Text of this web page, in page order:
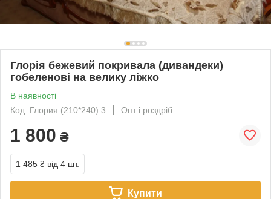
Глорія бежевий покривала (дивандеки)
гобеленові на велику ліжко
В наявності
Код: Глория (210*240) 3
Опт і роздріб
1 800 ₴
1 485 ₴ від 4 шт.
Купити